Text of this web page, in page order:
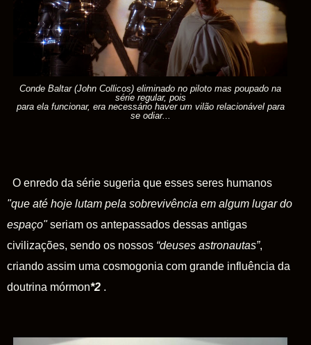
Conde Baltar (John Collicos) eliminado no piloto mas poupado na
série regular, pois
para ela funcionar, era necessário haver um vilão relacionável para
se odiar...
O enredo da série sugeria que esses seres humanos
"que até hoje lutam pela sobrevivência em algum lugar do
espaço"seriam os antepassados dessas antigas
civilizações, sendo os nossos “deuses astronautas”,
criando assim uma cosmogonia com grande influência da
doutrina mórmon*2 .